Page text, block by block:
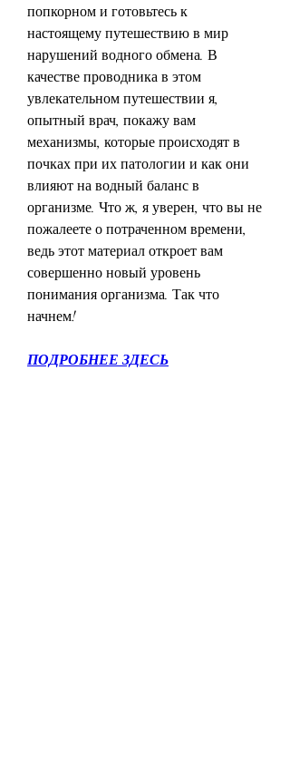
попкорном и готовьтесь к
настоящему путешествию в мир
нарушений водного обмена. В
качестве проводника в этом
увлекательном путешествии я,
опытный врач, покажу вам
механизмы, которые происходят в
почках при их патологии и как они
влияют на водный баланс в
организме. Что ж, я уверен, что вы не
пожалеете о потраченном времени,
ведь этот материал откроет вам
совершенно новый уровень
понимания организма. Так что
начнем!
ПОДРОБНЕЕ ЗДЕСЬ